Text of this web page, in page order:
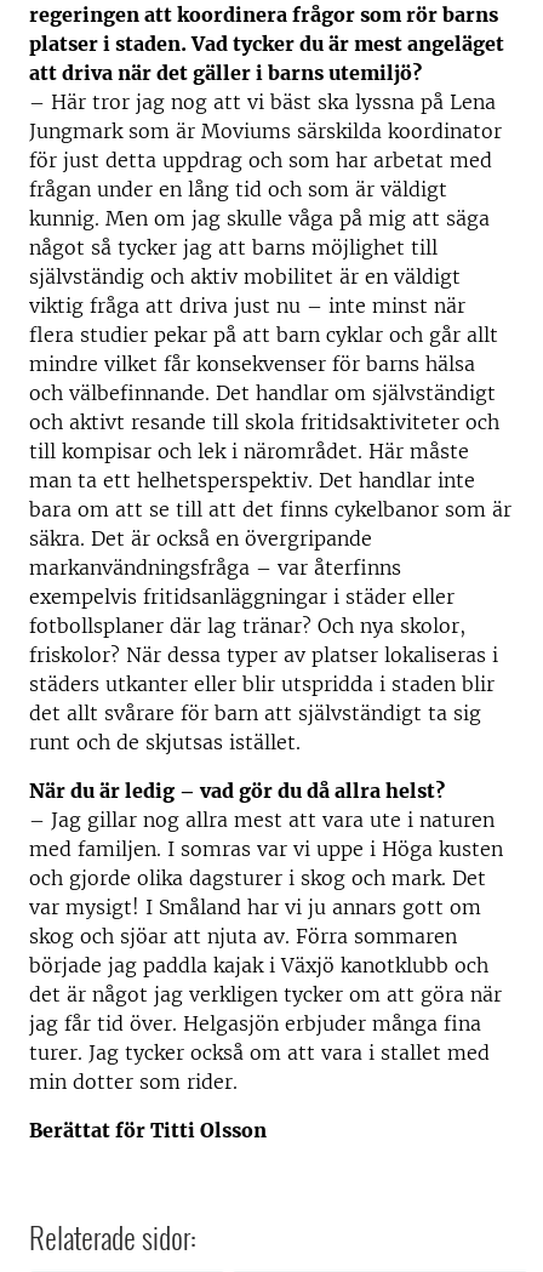
regeringen att koordinera frågor som rör barns
platser i staden. Vad tycker du är mest angeläget
att driva när det gäller i barns utemiljö?
– Här tror jag nog att vi bäst ska lyssna på Lena
Jungmark som är Moviums särskilda koordinator
för just detta uppdrag och som har arbetat med
frågan under en lång tid och som är väldigt
kunnig. Men om jag skulle våga på mig att säga
något så tycker jag att barns möjlighet till
självständig och aktiv mobilitet är en väldigt
viktig fråga att driva just nu – inte minst när
flera studier pekar på att barn cyklar och går allt
mindre vilket får konsekvenser för barns hälsa
och välbefinnande. Det handlar om självständigt
och aktivt resande till skola fritidsaktiviteter och
till kompisar och lek i närområdet. Här måste
man ta ett helhetsperspektiv. Det handlar inte
bara om att se till att det finns cykelbanor som är
säkra. Det är också en övergripande
markanvändningsfråga – var återfinns
exempelvis fritidsanläggningar i städer eller
fotbollsplaner där lag tränar? Och nya skolor,
friskolor? När dessa typer av platser lokaliseras i
städers utkanter eller blir utspridda i staden blir
det allt svårare för barn att självständigt ta sig
runt och de skjutsas istället.
När du är ledig – vad gör du då allra helst?
– Jag gillar nog allra mest att vara ute i naturen
med familjen. I somras var vi uppe i Höga kusten
och gjorde olika dagsturer i skog och mark. Det
var mysigt! I Småland har vi ju annars gott om
skog och sjöar att njuta av. Förra sommaren
började jag paddla kajak i Växjö kanotklubb och
det är något jag verkligen tycker om att göra när
jag får tid över. Helgasjön erbjuder många fina
turer. Jag tycker också om att vara i stallet med
min dotter som rider.
Berättat för Titti Olsson
Relaterade sidor: